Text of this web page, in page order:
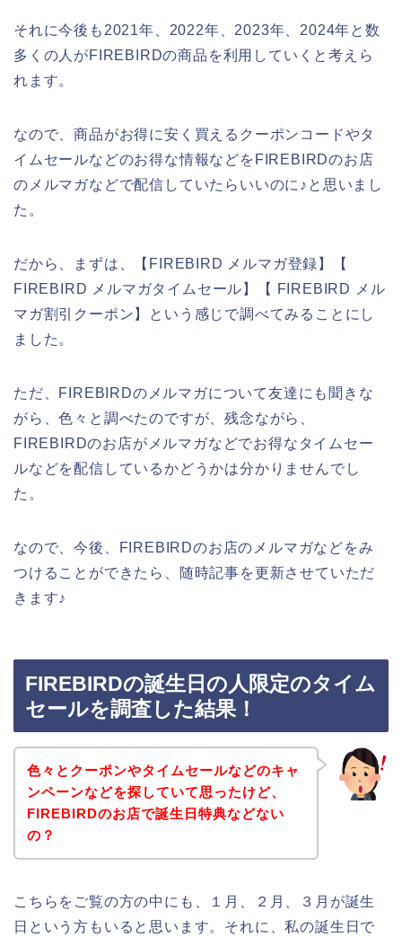
それに今後も2021年、2022年、2023年、2024年と数
多くの人がFIREBIRDの商品を利用していくと考えら
れます。
なので、商品がお得に安く買えるクーポンコードやタ
イムセールなどのお得な情報などをFIREBIRDのお店
のメルマガなどで配信していたらいいのに♪と思いまし
た。
だから、まずは、【FIREBIRD メルマガ登録】【
FIREBIRD メルマガタイムセール】【 FIREBIRD メル
マガ割引クーポン】という感じで調べてみることにし
ました。
ただ、FIREBIRDのメルマガについて友達にも聞きな
がら、色々と調べたのですが、残念ながら、
FIREBIRDのお店がメルマガなどでお得なタイムセー
ルなどを配信しているかどうかは分かりませんでし
た。
なので、今後、FIREBIRDのお店のメルマガなどをみ
つけることができたら、随時記事を更新させていただ
きます♪
FIREBIRDの誕生日の人限定のタイム
セールを調査した結果！
色々とクーポンやタイムセールなどのキャ
ンペーンなどを探していて思ったけど、
FIREBIRDのお店で誕生日特典などない
の？
こちらをご覧の方の中にも、１月、２月、３月が誕生
日という方もいると思います。それに、私の誕生日で